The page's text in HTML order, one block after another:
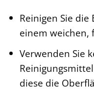
Reinigen Sie
einem weichen,
Verwenden Sie
diese die